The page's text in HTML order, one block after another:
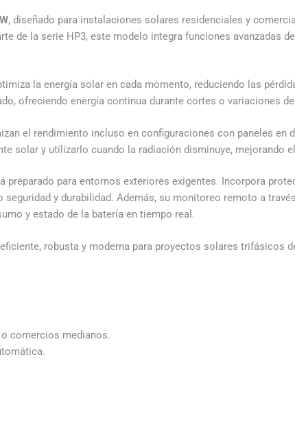
, diseñado para instalaciones solares residenciales y
de la serie HP3, este modelo integra funciones avanzadas
la energía solar en cada momento, reduciendo las
ofreciendo energía continua durante cortes o variaciones
el rendimiento incluso en configuraciones con paneles
solar y utilizarlo cuando la radiación disminuye, mejorando
preparado para entornos exteriores exigentes. Incorpora
y durabilidad. Además, su monitoreo remoto a
y estado de la batería en tiempo real.
robusta y moderna para proyectos solares trifásicos
comercios medianos.